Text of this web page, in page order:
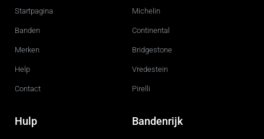
o
g
r
Startpagina
Banden
Merken
Help
Contact
Michelin
Continental
Bridgestone
Vredestein
Pirelli
Hulp Bandenrijk